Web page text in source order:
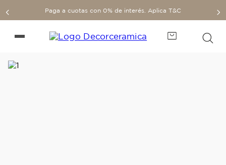
Paga a cuotas con 0% de interés. Aplica T&C